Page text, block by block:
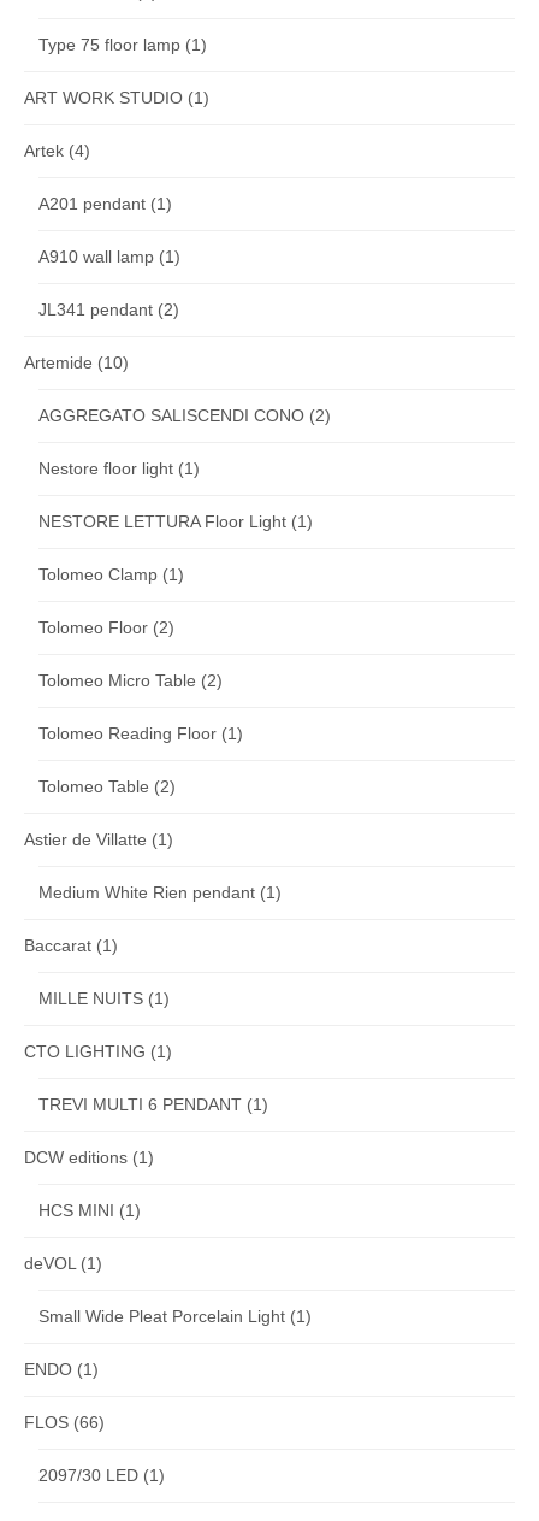
Type 75 floor lamp (1)
ART WORK STUDIO (1)
Artek (4)
A201 pendant (1)
A910 wall lamp (1)
JL341 pendant (2)
Artemide (10)
AGGREGATO SALISCENDI CONO (2)
Nestore floor light (1)
NESTORE LETTURA Floor Light (1)
Tolomeo Clamp (1)
Tolomeo Floor (2)
Tolomeo Micro Table (2)
Tolomeo Reading Floor (1)
Tolomeo Table (2)
Astier de Villatte (1)
Medium White Rien pendant (1)
Baccarat (1)
MILLE NUITS (1)
CTO LIGHTING (1)
TREVI MULTI 6 PENDANT (1)
DCW editions (1)
HCS MINI (1)
deVOL (1)
Small Wide Pleat Porcelain Light (1)
ENDO (1)
FLOS (66)
2097/30 LED (1)